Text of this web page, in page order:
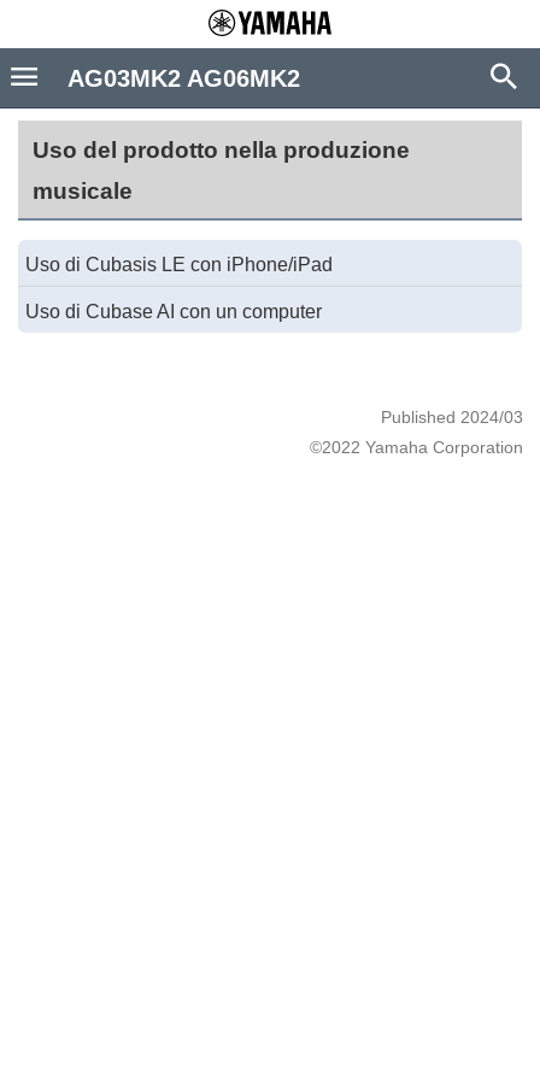
Uso del prodotto nella produzione
musicale
Uso di Cubasis LE con iPhone/iPad
Uso di Cubase AI con un computer
Published 2024/03
©2022 Yamaha Corporation
AG03MK2 AG06MK2